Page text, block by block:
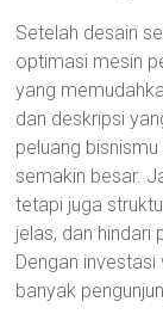
Setelah desain
optimasi mesin
yang
dan deskripsi
peluang
semakin besar.
tetapi juga
jelas, dan hindari
Dengan investasi
banyak